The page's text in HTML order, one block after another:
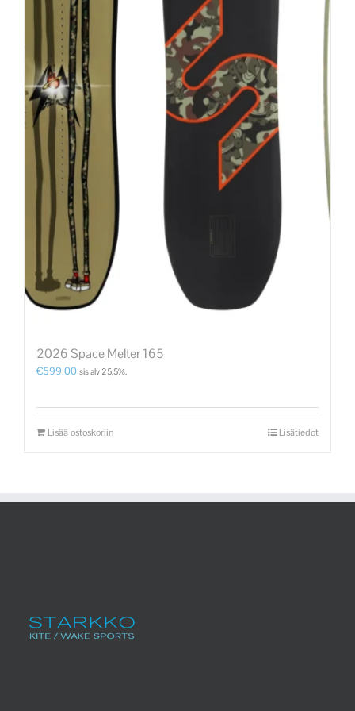
2026 Space Melter 165
€599.00 sis alv 25,5%.
Lisää ostoskoriin Lisätiedot